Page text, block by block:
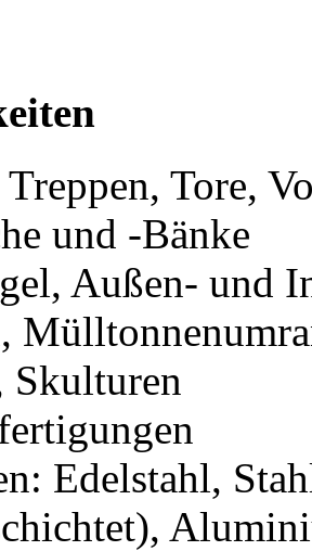
Tore,
und -Bänke
Außen- und
Skulturen
Edelstahl,